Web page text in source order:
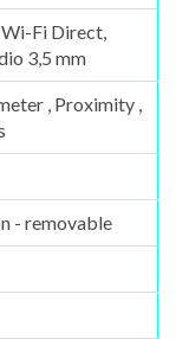
Fi Direct,
3,5 mm
, Proximity ,
- removable